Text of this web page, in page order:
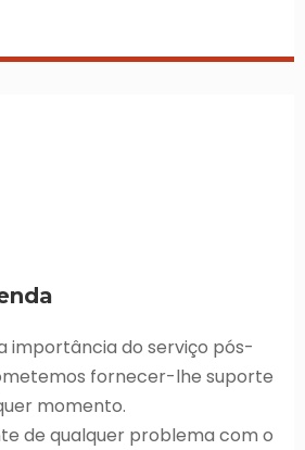
importância do serviço pós-
fornecer-lhe suporte
momento.
de qualquer problema com o